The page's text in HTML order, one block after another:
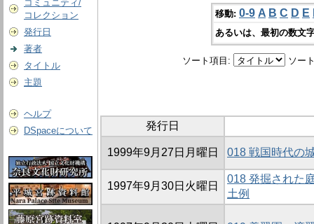
コミュニティ/
コレクション
発行日
著者
タイトル
主題
ヘルプ
DSpaceについて
移動: 0-9 A B C D E
あるいは、最初の数文
ソート項目: ソー
発行日
1999年9月27日月曜日 018 戦国時代の
1997年9月30日火曜日
018 発掘された
土例